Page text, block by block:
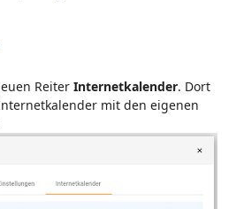
Reiter Internetkalender. Dort
mit den eigenen